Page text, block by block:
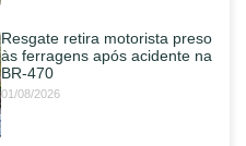
Resgate retira motorista preso
às ferragens após acidente na
BR-470
01/08/2026